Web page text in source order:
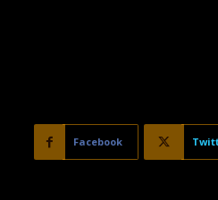
Facebook